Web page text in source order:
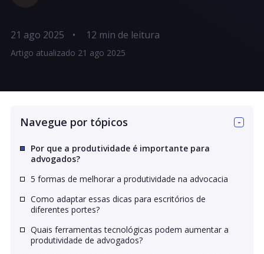
21 ago 2025 •
Artigo atualizado 21 ago 2025
Navegue por tópicos
Por que a produtividade é importante para
advogados?
5 formas de melhorar a produtividade na advocacia
Como adaptar essas dicas para escritórios de
diferentes portes?
Quais ferramentas tecnológicas podem aumentar a
produtividade de advogados?